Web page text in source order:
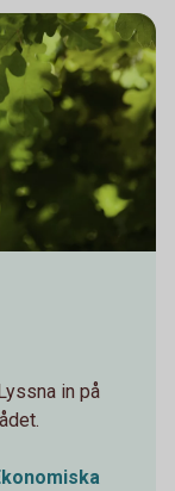
in på